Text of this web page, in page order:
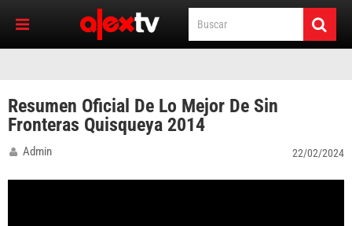
Resumen Oficial De Lo Mejor De Sin
Fronteras Quisqueya 2014
Admin 22/02/2024